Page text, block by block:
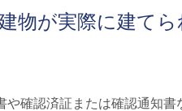
物が実際に建て
確認済証または確認通知書